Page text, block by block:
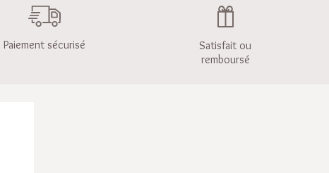
Paiement sécurisé
Satisfait ou
remboursé